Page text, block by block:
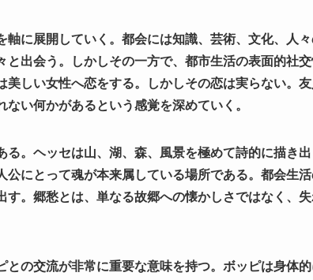
軸に展開していく。都会には知識、芸術、文化、人
と出会う。しかしその一方で、都市生活の表面的社
美しい女性へ恋をする。しかしその恋は実らない。
い何かがあるという感覚を深めていく。
る。ヘッセは山、湖、森、風景を極めて詩的に描き
公にとって魂が本来属している場所である。都会生
す。郷愁とは、単なる故郷への懐かしさではなく、
との交流が非常に重要な意味を持つ。ボッピは身体